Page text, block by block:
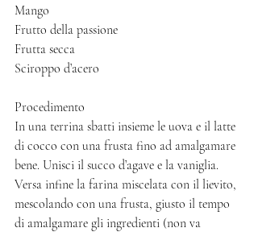
Mango
Frutto della passione
Frutta secca
Sciroppo d’acero
Procedimento
In una terrina sbatti insieme le uova e il latte
di cocco con una frusta fino ad amalgamare
bene. Unisci il succo d’agave e la vaniglia.
Versa infine la farina miscelata con il lievito,
mescolando con una frusta, giusto il tempo
di amalgamare gli ingredienti (non va